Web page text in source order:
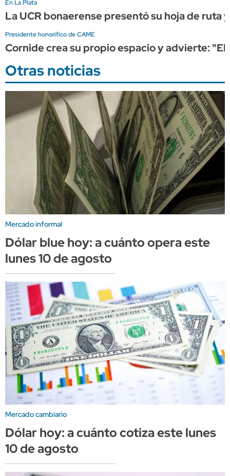
En La Plata
La UCR bonaerense presentó su hoja de ruta
Presidente honorífico de CAME
Cornide crea su propio espacio y advierte:
Otras noticias
Mercado informal
Dólar blue hoy: a cuánto opera este
lunes 10 de agosto
Mercado cambiario
Dólar hoy: a cuánto cotiza este lunes
10 de agosto